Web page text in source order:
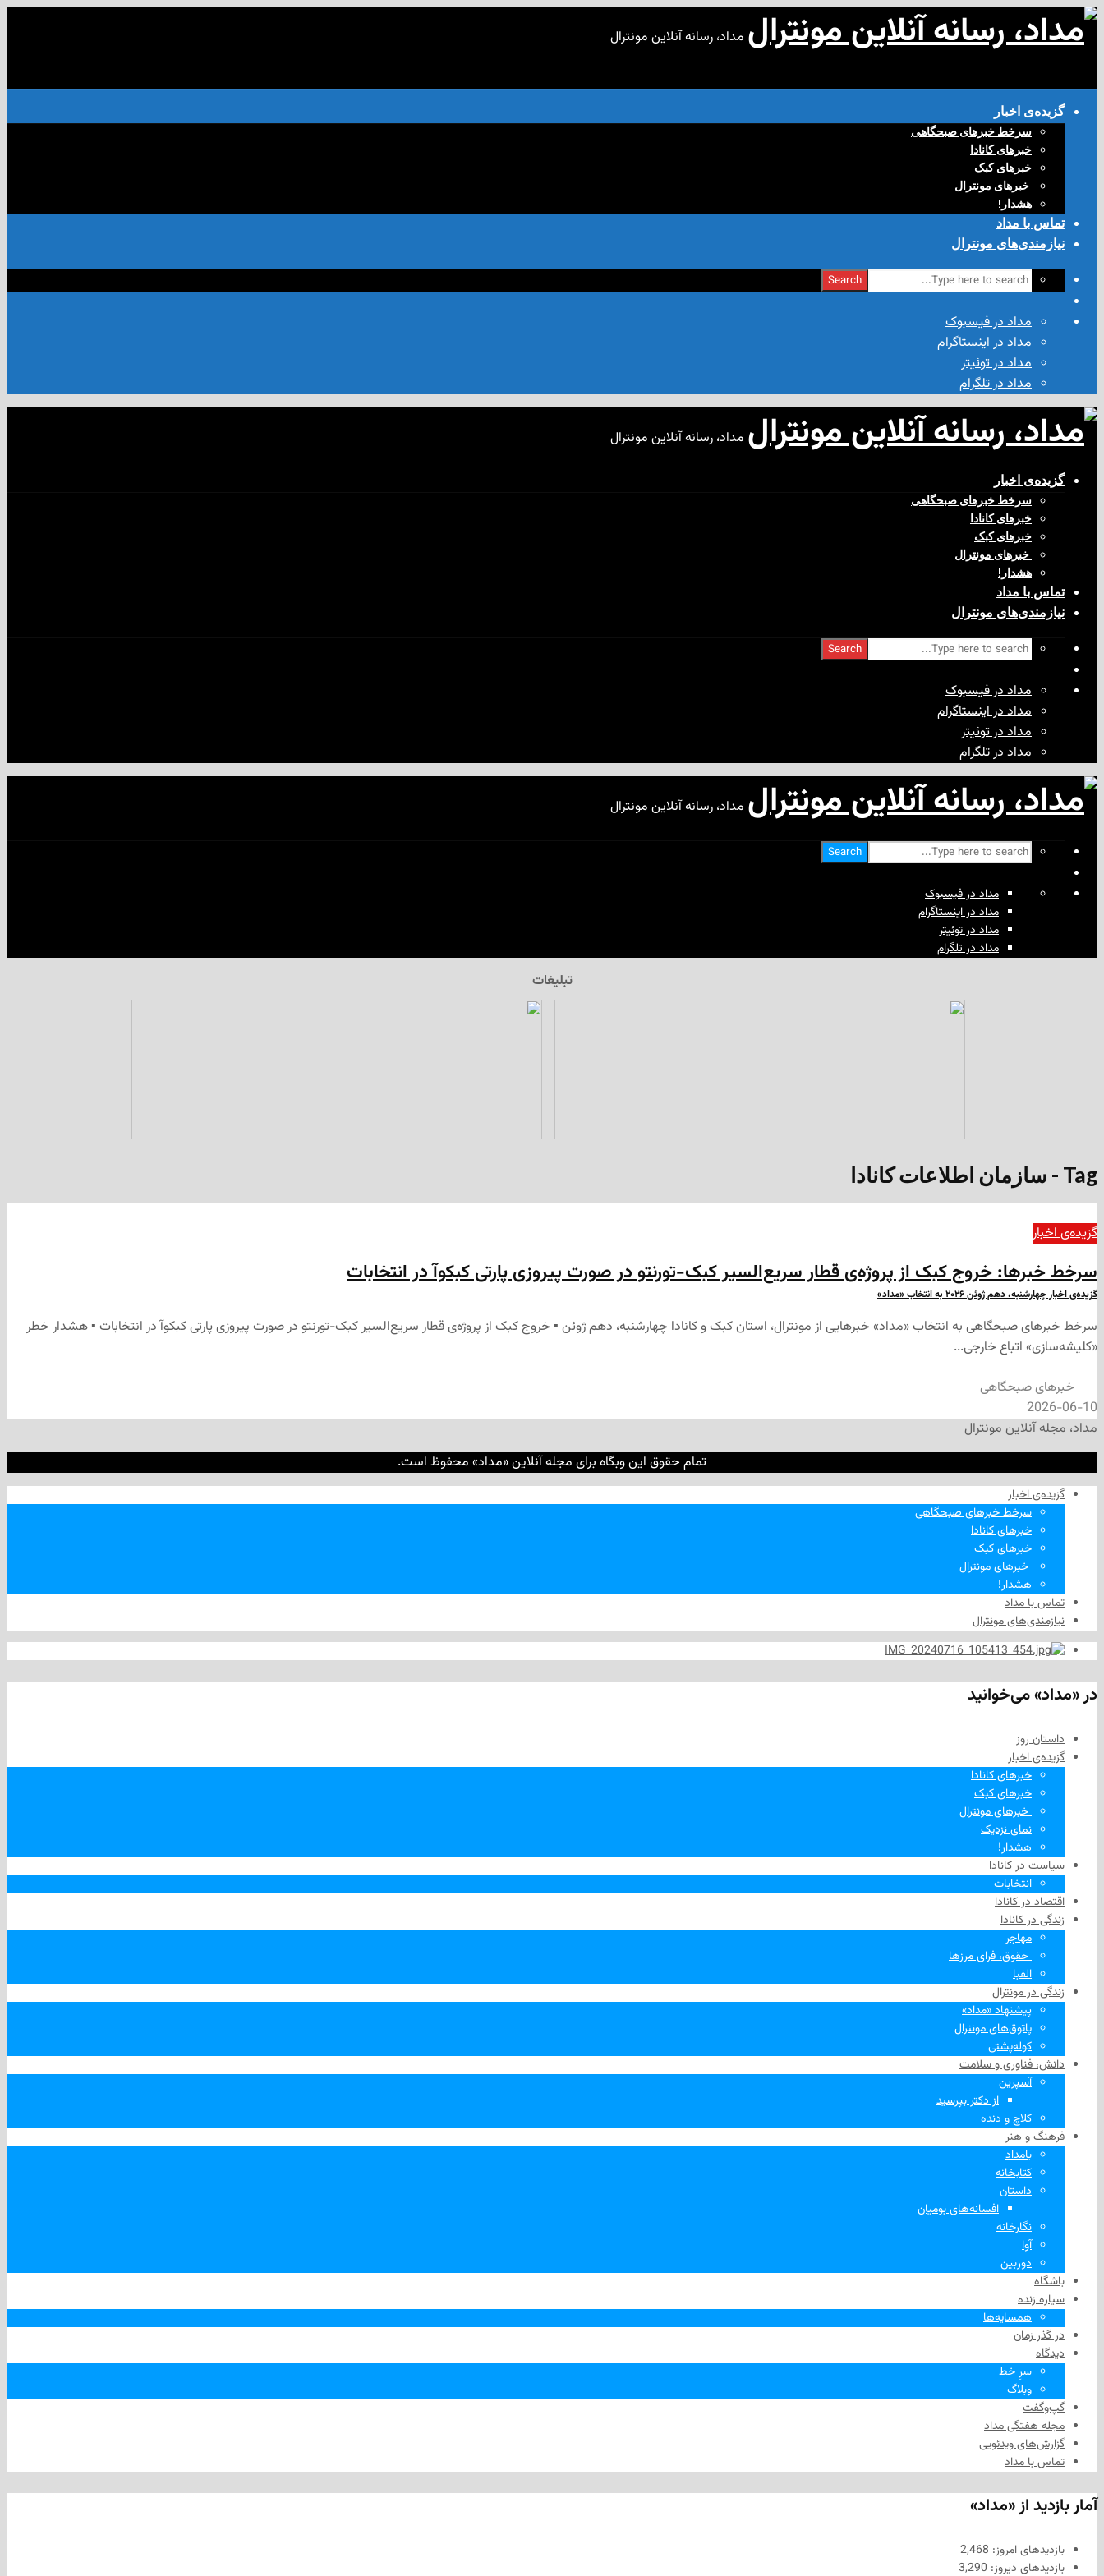
مداد، رسانه آنلاین مونترال
گزیده‌ی‌ اخبار
سرخط خبرهای صبحگاهی
خبرهای کانادا
خبرهای کبک
‌ خبرهای مونترال
هشدار!
تماس با مداد
نیازمندی‌های مونترال
Search
مداد در فیسبوک
مداد در اینستاگرام
مداد در توئیتر
مداد در تلگرام
مداد، رسانه آنلاین مونترال
گزیده‌ی‌ اخبار
سرخط خبرهای صبحگاهی
خبرهای کانادا
خبرهای کبک
‌ خبرهای مونترال
هشدار!
تماس با مداد
نیازمندی‌های مونترال
Search
مداد در فیسبوک
مداد در اینستاگرام
مداد در توئیتر
مداد در تلگرام
مداد، رسانه آنلاین مونترال
Search
مداد در فیسبوک
مداد در اینستاگرام
مداد در توئیتر
مداد در تلگرام
تبلیغات
Tag - سازمان اطلاعات کانادا
گزیده‌ی‌ اخبار
سرخط خبرها: خروج کبک از پروژه‌ی قطار سریع‌السیر کبک-تورنتو در صورت پیروزی پارتی کبکوآ در انتخابات
گزیده‌ی اخبار چهارشنبه، دهم ژوئن ۲۰۲۶ به انتخاب «مداد»
سرخط خبرهای صبحگاهی به انتخاب «مداد» خبرهایی از مونترال، استان کبک و کانادا چهارشنبه، دهم ژوئن ▪ خروج کبک از پروژه‌ی قطار سریع‌السیر کبک-تورنتو در صورت پیروزی پارتی کبکوآ در انتخابات ▪ هشدار خطر
«کلیشه‌سازی» اتباع خارجی...
‌خبرهای صبحگاهی
2026-06-10
مداد، مجله آنلاین مونترال
تمام حقوق این وبگاه برای مجله آنلاین «مداد» محفوظ است.
گزیده‌ی‌ اخبار
سرخط خبرهای صبحگاهی
خبرهای کانادا
خبرهای کبک
‌ خبرهای مونترال
هشدار!
تماس با مداد
نیازمندی‌های مونترال
در «مداد» می‌خوانید
داستان روز
گزیده‌ی‌ اخبار
خبرهای کانادا
خبرهای کبک
‌ خبرهای مونترال
نمای نزدیک
هشدار!
سیاست در کانادا
انتخابات
اقتصاد در کانادا
زندگی در کانادا
مهاجر
‌ حقوق، فرای مرزها
الفبا
زندگی در مونترال
پیشنهاد «مداد»
پاتوق‌های مونترال
کوله‌پشتی
دانش، فناوری و سلامت
آسپرین
از دکتر بپرسید
کلاچ و دنده
فرهنگ و هنر
بامداد
کتابخانه
داستان
افسانه‌های بومیان
نگارخانه
آوا
دوربین
باشگاه
سیاره زنده
همسایه‌ها
در گذر زمان
دیدگاه
سرِ خط
وبلاگ
گپ‌وگفت
مجله هفتگی مداد
گزارش‌های ویدئویی
تماس با مداد
آمار بازدید از «مداد»
بازدیدهای امروز: 2,468
بازدیدهای دیروز: 3,290